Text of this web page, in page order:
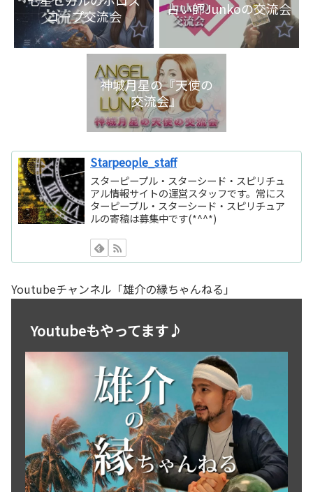
コープ交流会
占い師Junkoの交流会
神城月星の『天使の
交流会』
Starpeople_staff
スターピープル・スターシード・スピリチュ
アル情報サイトの運営スタッフです。常にス
ターピープル・スターシード・スピリチュア
ルの寄稿は募集中です(*^^*)
Youtubeチャンネル「雄介の縁ちゃんねる」
Youtubeもやってます♪